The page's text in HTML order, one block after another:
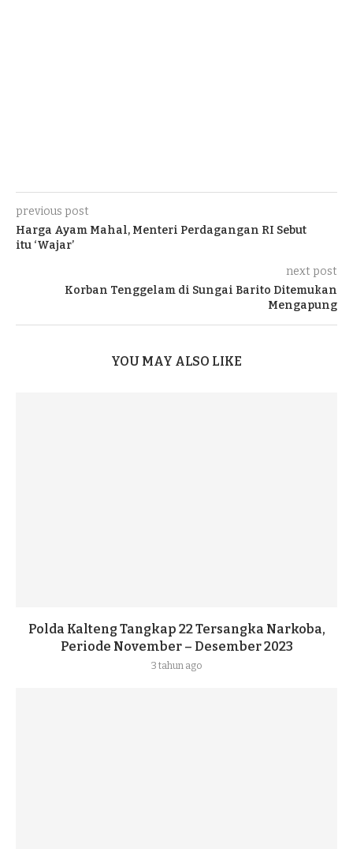
previous post
Harga Ayam Mahal, Menteri Perdagangan RI Sebut
itu ‘Wajar’
next post
Korban Tenggelam di Sungai Barito Ditemukan
Mengapung
YOU MAY ALSO LIKE
Polda Kalteng Tangkap 22 Tersangka Narkoba,
Periode November – Desember 2023
3 tahun ago